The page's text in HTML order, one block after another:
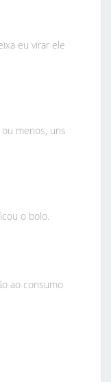
eu virar ele
menos, uns
o bolo.
ao consumo